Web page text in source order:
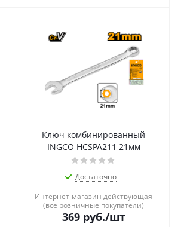
Ключ комбинированный
INGCO HCSPA211 21мм
Достаточно
Интернет-магазин действующая
(все розничные покупатели)
369руб./шт